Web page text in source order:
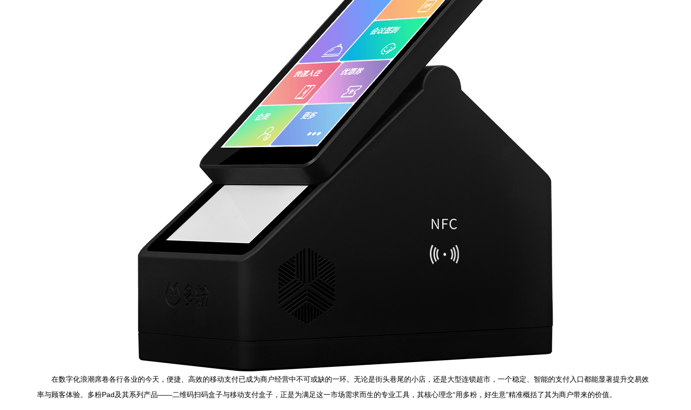
在数字化浪潮席卷各行各业的今天，便捷、高效的移动支付已成为商户经营中不可或缺的一环。无论是街头巷尾的小店，还是大型连锁超市，一个稳定、智能的支付入口都能显著提升交易效
率与顾客体验。多粉Pad及其系列产品——二维码扫码盒子与移动支付盒子，正是为满足这一市场需求而生的专业工具，其核心理念“用多粉，好生意”精准概括了其为商户带来的价值。